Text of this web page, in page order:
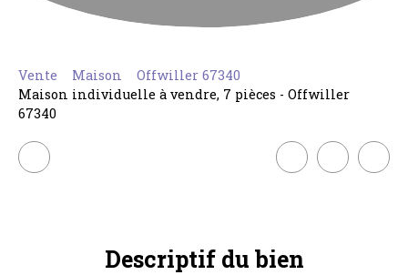
Vente Maison
Offwiller 67340
Maison individuelle à vendre, 7 pièces - Offwiller
67340
Descriptifdu bien